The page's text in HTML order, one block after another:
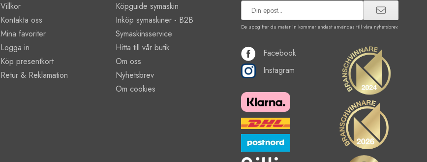
Villkor
Kontakta oss
Mina favoriter
Logga in
Köp presentkort
Retur & Reklamation
Köpguide symaskin
Inköp symaskiner - B2B
Symaskinsservice
Hitta till vår butik
Om oss
Nyhetsbrev
Om cookies
De uppgifter du matar in kommer endast användas till våra nyhetsbrev.
Facebook
Instagram